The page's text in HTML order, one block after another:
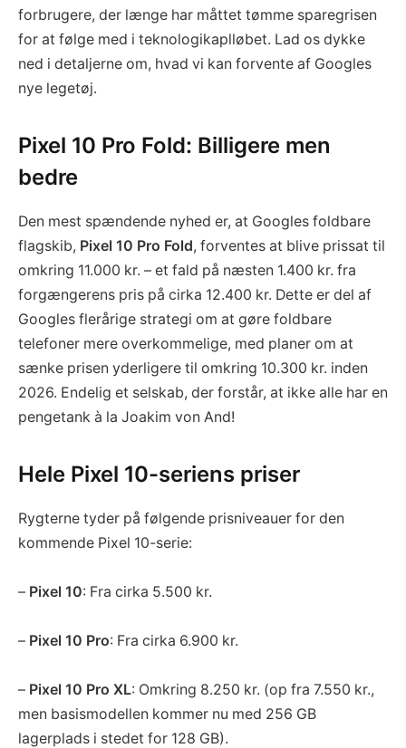
forbrugere, der længe har måttet tømme sparegrisen
for at følge med i teknologikaplløbet. Lad os dykke
ned i detaljerne om, hvad vi kan forvente af Googles
nye legetøj.
Pixel 10 Pro Fold: Billigere men
bedre
Den mest spændende nyhed er, at Googles foldbare
flagskib, Pixel 10 Pro Fold, forventes at blive prissat til
omkring 11.000 kr. – et fald på næsten 1.400 kr. fra
forgængerens pris på cirka 12.400 kr. Dette er del af
Googles flerårige strategi om at gøre foldbare
telefoner mere overkommelige, med planer om at
sænke prisen yderligere til omkring 10.300 kr. inden
2026. Endelig et selskab, der forstår, at ikke alle har en
pengetank à la Joakim von And!
Hele Pixel 10-seriens priser
Rygterne tyder på følgende prisniveauer for den
kommende Pixel 10-serie:
– Pixel 10: Fra cirka 5.500 kr.
– Pixel 10 Pro: Fra cirka 6.900 kr.
– Pixel 10 Pro XL: Omkring 8.250 kr. (op fra 7.550 kr.,
men basismodellen kommer nu med 256 GB
lagerplads i stedet for 128 GB).